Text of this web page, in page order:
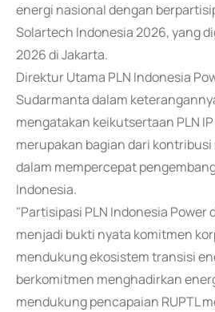
energi nasional dengan
Solartech Indonesia 2026, yang
2026 di Jakarta.
Direktur Utama PLN Indonesia
Sudarmanta dalam
mengatakan keikutsertaan PLN
merupakan bagian dari
dalam mempercepat
Indonesia.
"Partisipasi PLN Indonesia Power
menjadi bukti nyata komitmen
mendukung ekosistem transisi
berkomitmen menghadirkan
mendukung pencapaian RUPTL